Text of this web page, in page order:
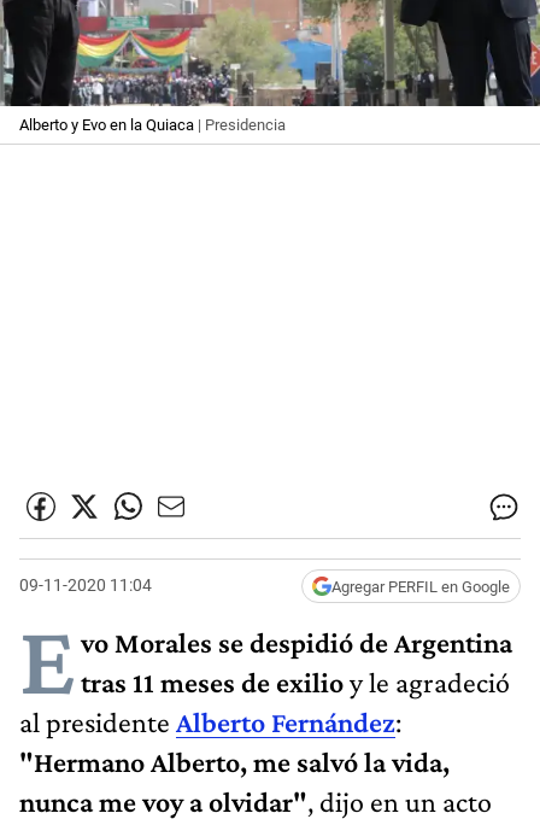
Alberto y Evo en la Quiaca | Presidencia
09-11-2020 11:04 Agregar PERFIL en Google
E vo Morales se despidió de Argentina
tras 11 meses de exilioy le agradeció
al presidente Alberto Fernández:
"Hermano Alberto, me salvó la vida,
nunca me voy a olvidar", dijo en un acto